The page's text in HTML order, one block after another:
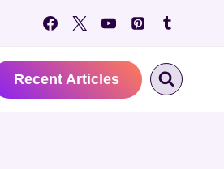
Recent Articles